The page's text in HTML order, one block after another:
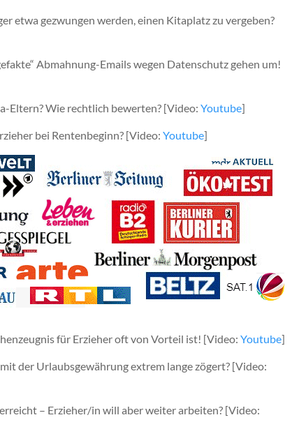
etwa gezwungen werden, einen Kitaplatz zu vergeben?
Abmahnung-Emails wegen Datenschutz gehen um!
Eltern? Wie rechtlich bewerten? [Video: Youtube]
bei Rentenbeginn? [Video: Youtube]
für Erzieher oft von Vorteil ist! [Video: Youtube]
der Urlaubsgewährung extrem lange zögert? [Video:
– Erzieher/in will aber weiter arbeiten? [Video: